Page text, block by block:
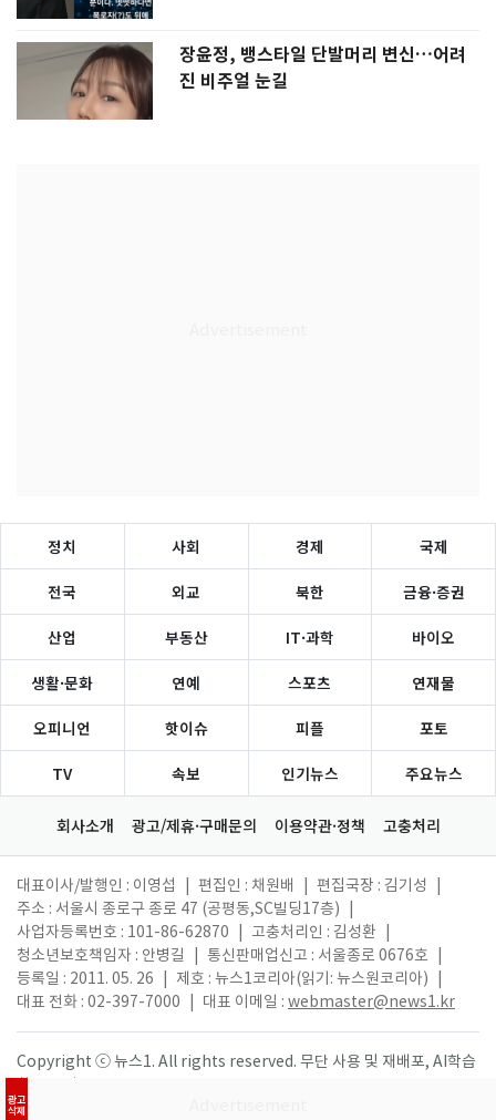
장윤정, 뱅스타일 단발머리 변신…어려
진 비주얼 눈길
광고
삭제
정치 사회 경제 국제
전국 외교 북한 금융·증권
산업 부동산 IT·과학 바이오
생활·문화 연예 스포츠 연재물
오피니언 핫이슈 피플 포토
TV 속보 인기뉴스 주요뉴스
회사소개 광고/제휴·구매문의 이용약관·정책 고충처리
대표이사/발행인 : 이영섭 편집인 : 채원배 편집국장 : 김기성
주소 : 서울시 종로구 종로 47 (공평동,SC빌딩17층)
사업자등록번호 : 101-86-62870
고충처리인 : 김성환
청소년보호책임자 : 안병길
통신판매업신고 : 서울종로 0676호
등록일 : 2011. 05. 26
제호 : 뉴스1코리아(읽기: 뉴스원코리아)
대표 전화 : 02-397-7000
대표 이메일 : webmaster@news1.kr
Copyright ⓒ 뉴스1. All rights reserved. 무단 사용 및 재배포, AI학습